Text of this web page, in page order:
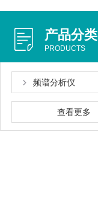
产品分类
PRODUCTS
频谱分析仪
查看更多